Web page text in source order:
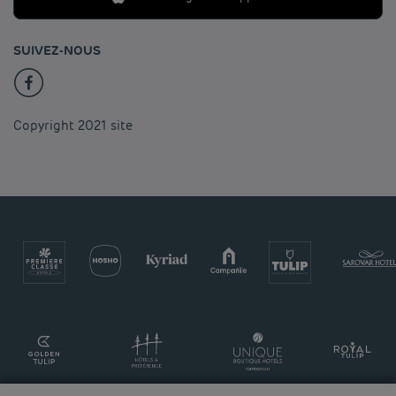
SUIVEZ-NOUS
Copyright 2021 site